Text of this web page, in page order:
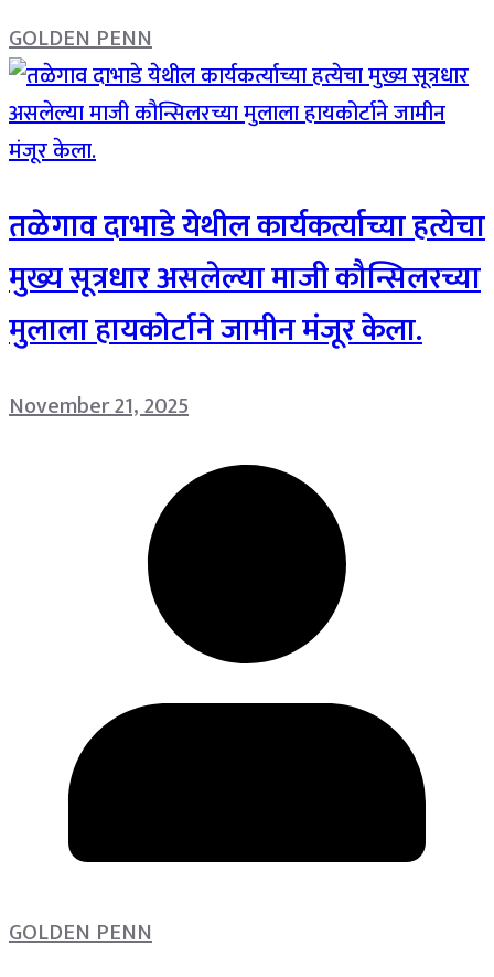
GOLDEN PENN
तळेगाव दाभाडे येथील कार्यकर्त्याच्या हत्येचा
मुख्य सूत्रधार असलेल्या माजी कौन्सिलरच्या
मुलाला हायकोर्टाने जामीन मंजूर केला.
November 21, 2025
GOLDEN PENN